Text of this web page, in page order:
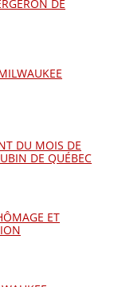
DE
DU MOIS DE
DE QUÉBEC
ET